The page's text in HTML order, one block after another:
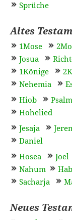
Sprüche
Altes
1Mose
Josua
1Könige
Nehemia
Hiob
Hohelied
Jesaja
Daniel
Hosea
Joel
Nahum
Sacharja
Neues